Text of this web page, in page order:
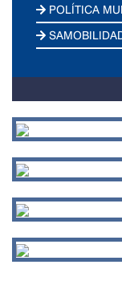
POLÍTICA